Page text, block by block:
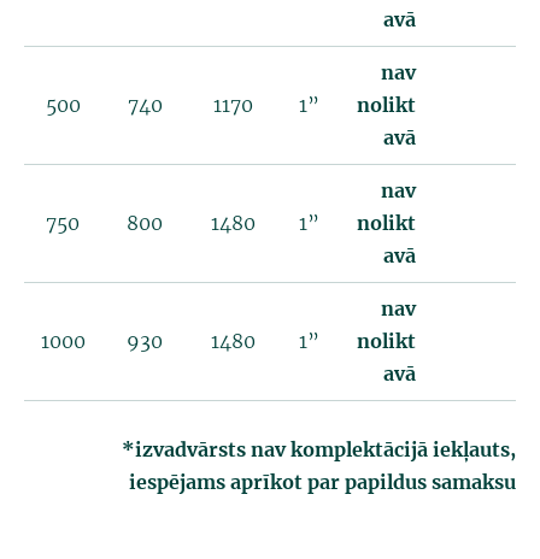
avā
500 740 1170 1”
nav
nolikt
avā
750 800 1480 1”
nav
nolikt
avā
1000 930 1480 1”
nav
nolikt
avā
*izvadvārsts nav komplektācijā iekļauts,
iespējams aprīkot par papildus samaksu